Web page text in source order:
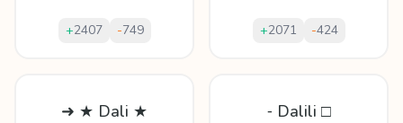
+2407 -749 +2071 -424
➜ ★ Dali ★ ⁃ Dalili □